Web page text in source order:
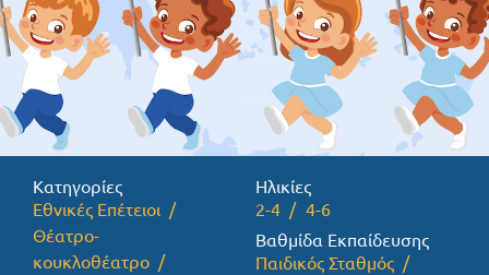
Σεμινάρια / Συνέδρια
Τεύχη Περιοδικών
Προσφορές
Κατηγορίες
Εθνικές Επέτειοι
Θέατρο-
κουκλοθέατρο
Ηλικίες
2-4
4-6
Βαθμίδα Εκπαίδευσης
Παιδικός Σταθμός